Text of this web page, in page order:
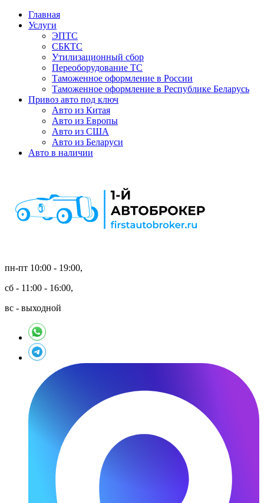
Главная
Услуги
ЭПТС
СБКТС
Утилизационный сбор
Переоборудование ТС
Таможенное оформление в России
Таможенное оформление в Республике Беларусь
Привоз авто под ключ
Авто из Китая
Авто из Европы
Авто из США
Авто из Беларуси
Авто в наличии
пн-пт 10:00 - 19:00,
сб - 11:00 - 16:00,
вс - выходной